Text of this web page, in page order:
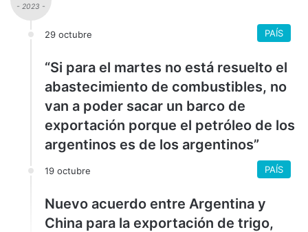
- 2023 -
29 octubre PAÍS
“Si para el martes no está resuelto el
abastecimiento de combustibles, no
van a poder sacar un barco de
exportación porque el petróleo de los
argentinos es de los argentinos”
19 octubre PAÍS
Nuevo acuerdo entre Argentina y
China para la exportación de trigo,